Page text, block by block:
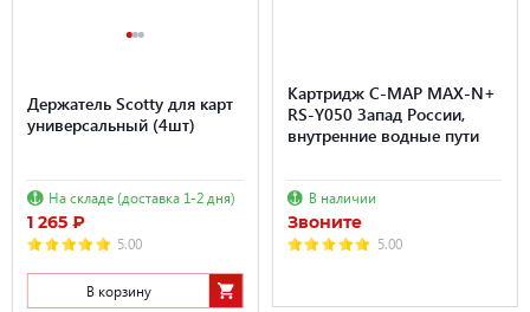
Держатель Scotty для карт
универсальный (4шт)
На складе (доставка 1-2 дня)
1 265 ₽
5.00
В корзину
Картридж C-MAP MAX-N+
RS-Y050 Запад России,
внутренние водные пути
В наличии
Звоните
5.00